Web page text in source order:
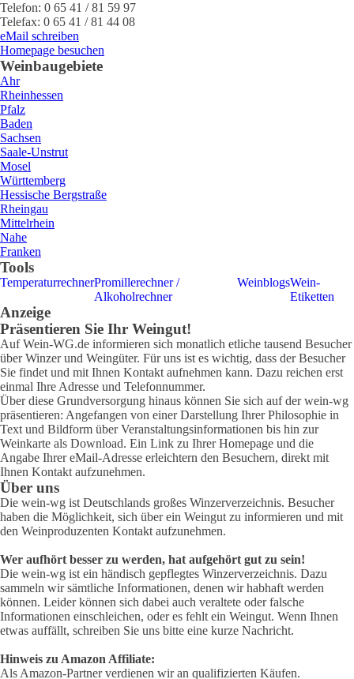
Telefon: 0 65 41 / 81 59 97
Telefax: 0 65 41 / 81 44 08
eMail schreiben
Homepage besuchen
Weinbaugebiete
Ahr
Rheinhessen
Pfalz
Baden
Sachsen
Saale-Unstrut
Mosel
Württemberg
Hessische Bergstraße
Rheingau
Mittelrhein
Nahe
Franken
Tools
TemperaturrechnerPromillerechner /
Alkoholrechner
WeinblogsWein-
Etiketten
Anzeige
Präsentieren Sie Ihr Weingut!
Auf Wein-WG.de informieren sich monatlich etliche tausend Besucher
über Winzer und Weingüter. Für uns ist es wichtig, dass der Besucher
Sie findet und mit Ihnen Kontakt aufnehmen kann. Dazu reichen erst
einmal Ihre Adresse und Telefonnummer.
Über diese Grundversorgung hinaus können Sie sich auf der wein-wg
präsentieren: Angefangen von einer Darstellung Ihrer Philosophie in
Text und Bildform über Veranstaltungsinformationen bis hin zur
Weinkarte als Download. Ein Link zu Ihrer Homepage und die
Angabe Ihrer eMail-Adresse erleichtern den Besuchern, direkt mit
Ihnen Kontakt aufzunehmen.
Über uns
Die wein-wg ist Deutschlands großes Winzerverzeichnis. Besucher
haben die Möglichkeit, sich über ein Weingut zu informieren und mit
den Weinproduzenten Kontakt aufzunehmen.
Wer aufhört besser zu werden, hat aufgehört gut zu sein!
Die wein-wg ist ein händisch gepflegtes Winzerverzeichnis. Dazu
sammeln wir sämtliche Informationen, denen wir habhaft werden
können. Leider können sich dabei auch veraltete oder falsche
Informationen einschleichen, oder es fehlt ein Weingut. Wenn Ihnen
etwas auffällt, schreiben Sie uns bitte eine kurze Nachricht.
Hinweis zu Amazon Affiliate:
Als Amazon-Partner verdienen wir an qualifizierten Käufen.